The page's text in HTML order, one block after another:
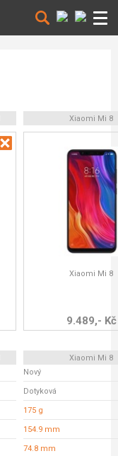
Xiaomi Mi 8
Xiaomi Mi 8
9.489,- Kč
Xiaomi Mi 8
Nový
Dotyková
175 g
154.9 mm
74.8 mm